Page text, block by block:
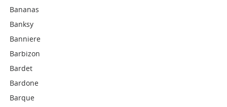
Bananas
Banksy
Banniere
Barbizon
Bardet
Bardone
Barque